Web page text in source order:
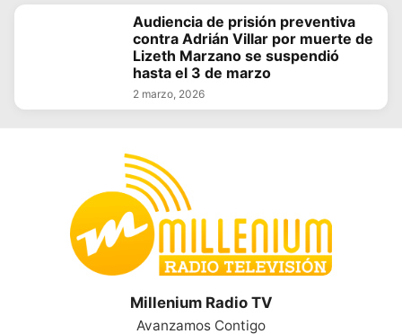
Audiencia de prisión preventiva
contra Adrián Villar por muerte de
Lizeth Marzano se suspendió
hasta el 3 de marzo
2 marzo, 2026
Millenium Radio TV
Avanzamos Contigo